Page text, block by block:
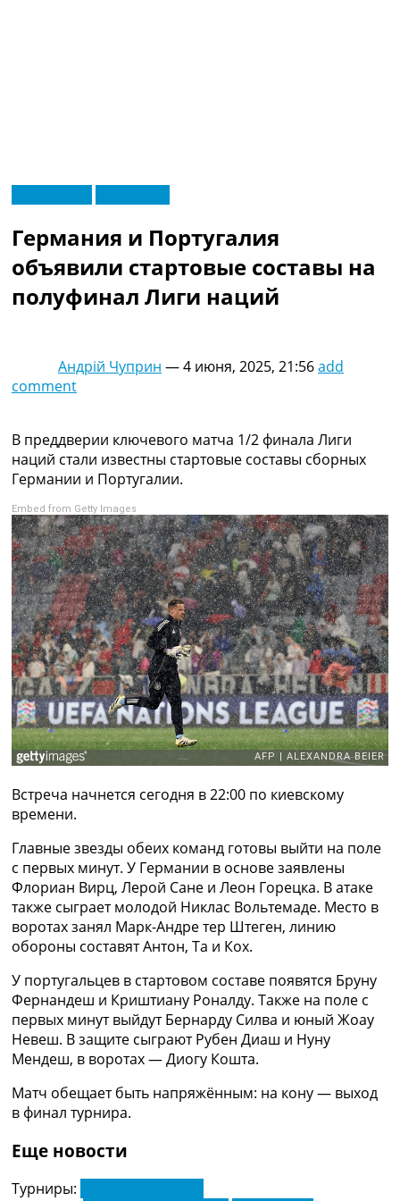
МенюНовости футбола
Видео
Трансферы
Новости футбола Украины
Логин
Рейтинги
Турниры
Чемпионат Мира
Украина. Премьер-Лига
Лига Чемпионов
Англия. Премьер Лига
Испания. Ла Лига
Другие Турниры >>>
Таблицы
Таблицы групп Чемпионата Мира
Украина. Премьер-Лига
Украина. Первая Лига
Лига Чемпионов. Таблицы групп
Англия. Премьер-Лига
Испания. Ла Лига
Все таблицы >>>
Рейтинги
Рейтинг стран УЕФА
Рейтинг клубов УЕФА
RU
UA
Categories
Новости футбола
Видео
Трансферы
Новости футбола Украины
Последние комментарии
Логин
Рейтинги
Коллективный прогноз
Турниры
Чемпионат Мира
Германия и Португалия
объявили стартовые составы на
полуфинал Лиги наций
Андрій Чуприн —4 июня, 2025, 21:56add
comment
В преддверии ключевого матча 1/2 финала Лиги
наций стали известны стартовые составы сборных
Германии и Португалии.
Embed from Getty Images
Встреча начнется сегодня в 22:00 по киевскому
времени.
Главные звезды обеих команд готовы выйти на поле
с первых минут. У Германии в основе заявлены
Флориан Вирц, Лерой Сане и Леон Горецка. В атаке
также сыграет молодой Никлас Вольтемаде. Место в
воротах занял Марк-Андре тер Штеген, линию
обороны составят Антон, Та и Кох.
У португальцев в стартовом составе появятся Бруну
Фернандеш и Криштиану Роналду. Также на поле с
первых минут выйдут Бернарду Силва и юный Жоау
Невеш. В защите сыграют Рубен Диаш и Нуну
Мендеш, в воротах — Диогу Кошта.
Матч обещает быть напряжённым: на кону — выход
в финал турнира.
Еще новости
Турниры: